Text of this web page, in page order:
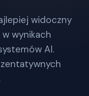
widoczny
wynikach
AI.